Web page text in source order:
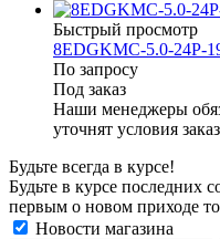
Быстрый просмотр
8EDGKMC-5.0-24P-
По запросу
Под заказ
Наши менеджеры
уточнят условия
Будьте всегда в курсе!
Будьте в курсе последних
первым о новом приходе
Новости магазина